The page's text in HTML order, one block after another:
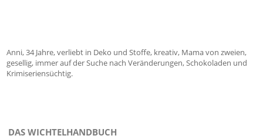
Anni, 34 Jahre, verliebt in Deko und Stoffe, kreativ, Mama von zweien,
gesellig, immer auf der Suche nach Veränderungen, Schokoladen und
Krimiseriensüchtig.
DAS WICHTELHANDBUCH